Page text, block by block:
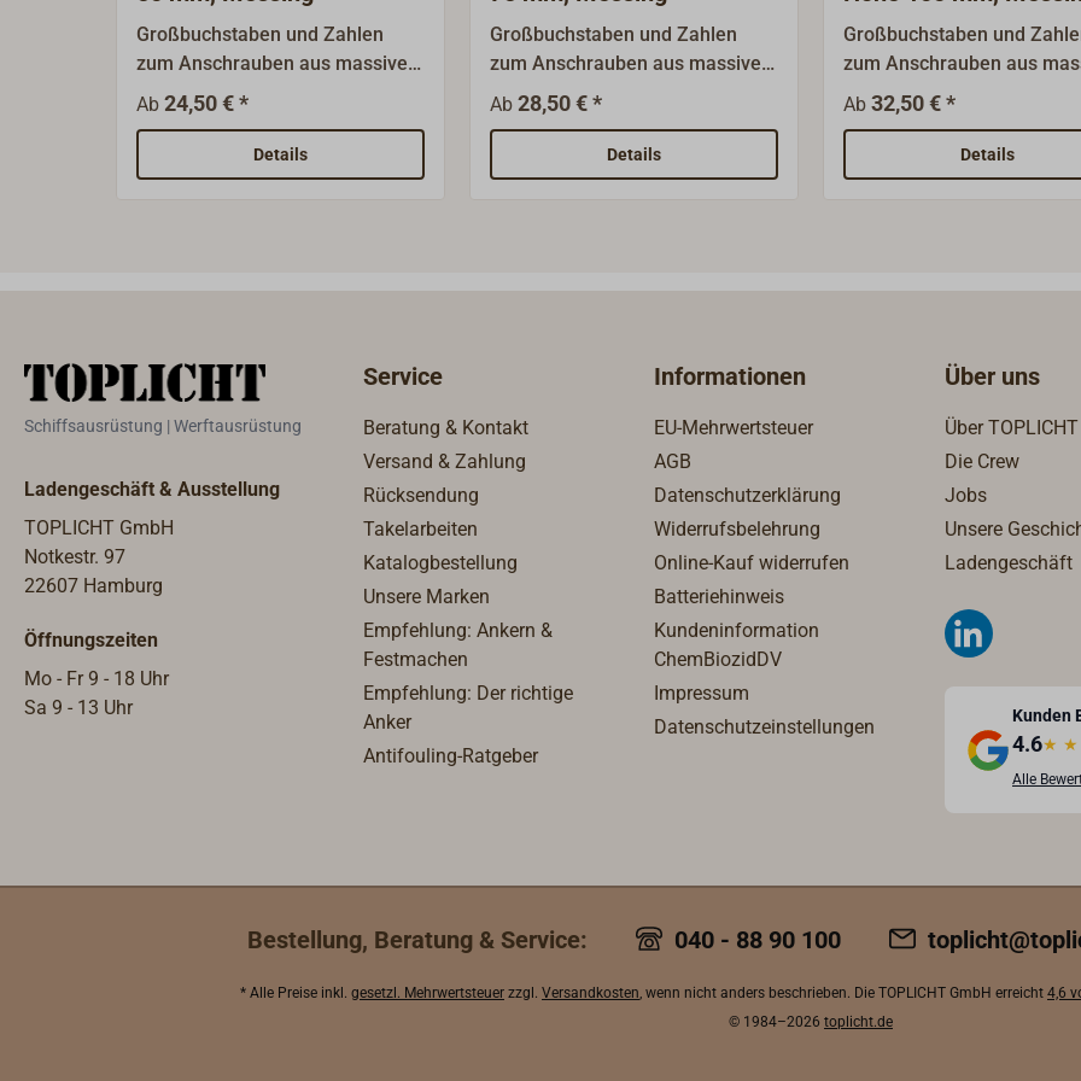
Großbuchstaben und Zahlen
zum Anschrauben aus massivem
Messingguss mit polierter
Oberfläche.Umlaute müssen aus
einer Kombination von
Buchstaben und den passenden
Ab 24,50 € *
Details
Großbuchstaben und Zahlen
zum Anschrauben aus massivem
Messingguss mit polierter
Oberfläche.Umlaute müssen aus
einer Kombination von
Buchstaben und den passenden
Ab 28,50 € *
Details
Großbuchstaben und
zum Anschrauben aus
Messingguss mit polierter
Oberfläche.Umlaute
einer Kombination von
Buchstaben und den
Ab 32,50 € *
Details
Schiffsausrüstung | Werftausrüstung
Ladengeschäft & Ausstellung
TOPLICHT GmbH
Notkestr. 97
22607 Hamburg
Öffnungszeiten
Mo - Fr 9 - 18 Uhr
Sa 9 - 13 Uhr
Service
Beratung & Kontakt
Versand & Zahlung
Rücksendung
Takelarbeiten
Katalogbestellung
Unsere Marken
Empfehlung: Ankern &
Festmachen
Empfehlung: Der richtige
Anker
Antifouling-Ratgeber
Informationen
EU-Mehrwertsteuer
AGB
Datenschutzerklärung
Widerrufsbelehrung
Online-Kauf widerrufen
Batteriehinweis
Kundeninformation
ChemBiozidDV
Impressum
Datenschutzeinstellungen
Über uns
Über TOPLICHT
Die Crew
Jobs
Unsere
Ladengeschäft
Kunden
4.6★ ★
Alle
Bestellung, Beratung & Service: 040 - 88 90 100
* Alle Preise inkl. gesetzl. Mehrwertsteuer zzgl. Versandkosten, wenn nicht anders beschrieben. Die TOPLICHT GmbH erreicht 4,6
© 1984–2026 toplicht.de